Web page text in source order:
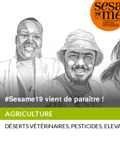
#Sesame19 vient de paraître !
AGRICULTURE
DÉSERTS VÉTÉRINAIRES, PESTICIDES,